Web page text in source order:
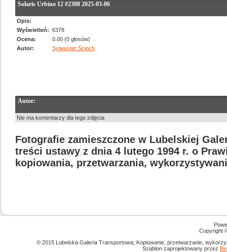
Solaris Urbino 12 #2308 2025-03-06
Opis:
Wyświetleń: 6378
Ocena:
0.00 (0 głosów)
Autor:
Sylwester Ścioch
Autor:
Nie ma komentarzy dla tego zdjęcia
Fotografie zamieszczone w Lubelskiej
treści ustawy z dnia 4 lutego 1994 r. o
kopiowania, przetwarzania,
Copyright
© 2015 Lubelska Galeria Transportowa; Kopiowanie, przetwarzanie,
Szablon zaprojektowany przez